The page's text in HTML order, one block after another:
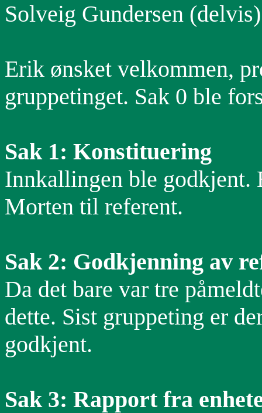
Solveig Gundersen
Erik ønsket velkommen,
gruppetinget. Sak 0 ble
Sak 1: Konstituering
Innkallingen ble
Morten til referent.
Sak 2: Godkjenning av
Da det bare var tre
dette. Sist gruppeting er
godkjent.
Sak 3: Rapport fra